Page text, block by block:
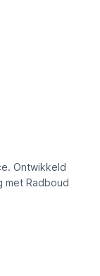
Ontwikkeld
met Radboud